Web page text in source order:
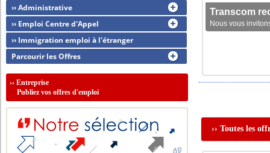
Transcom
Nous vous
›› Toutes les
›› Administrative
›› Emploi Centre d'Appel
›› Immigration emploi à l'étranger
Parcourir les Offres
››Entreprise
Publiez vos offres d'emploi